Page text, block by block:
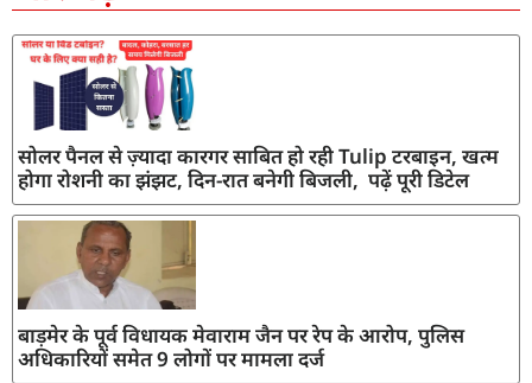
सोलर पैनल से ज़्यादा कारगर साबित हो रही Tulip टरबाइन, खत्म
होगा रोशनी का झंझट, दिन-रात बनेगी बिजली, पढ़ें पूरी डिटेल
बाड़मेर के पूर्व विधायक मेवाराम जैन पर रेप के आरोप, पुलिस
अधिकारियों समेत 9 लोगों पर मामला दर्ज